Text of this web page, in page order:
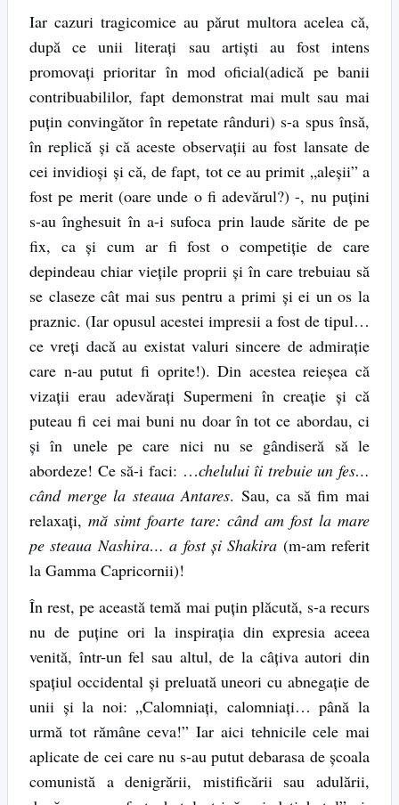
Iar cazuri tragicomice au părut multora acelea că,
după ce unii literați sau artiști au fost intens
promovați prioritar în mod oficial(adică pe banii
contribuabililor, fapt demonstrat mai mult sau mai
puțin convingător în repetate rânduri) s-a spus însă,
în replică și că aceste observații au fost lansate de
cei invidioși și că, de fapt, tot ce au primit „aleșii” a
fost pe merit (oare unde o fi adevărul?) -, nu puțini
s-au înghesuit în a-i sufoca prin laude sărite de pe
fix, ca și cum ar fi fost o competiție de care
depindeau chiar viețile proprii și în care trebuiau să
se claseze cât mai sus pentru a primi și ei un os la
praznic. (Iar opusul acestei impresii a fost de tipul…
ce vreți dacă au existat valuri sincere de admirație
care n-au putut fi oprite!). Din acestea reieșea că
vizații erau adevărați Supermeni în creație și că
puteau fi cei mai buni nu doar în tot ce abordau, ci
și în unele pe care nici nu se gândiseră să le
abordeze! Ce să-i faci: …chelului îi trebuie un fes…
când merge la steaua Antares. Sau, ca să fim mai
relaxați, mă simt foarte tare: când am fost la mare
pe steaua Nashira… a fost și Shakira (m-am referit
la Gamma Capricornii)!
În rest, pe această temă mai puțin plăcută, s-a recurs
nu de puține ori la inspirația din expresia aceea
venită, într-un fel sau altul, de la câțiva autori din
spațiul occidental și preluată uneori cu abnegație de
unii și la noi: „Calomniați, calomniați… până la
urmă tot rămâne ceva!” Iar aici tehnicile cele mai
aplicate de cei care nu s-au putut debarasa de școala
comunistă a denigrării, mistificării sau adulării,